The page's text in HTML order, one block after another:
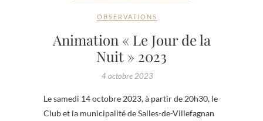
OBSERVATIONS
Animation « Le Jour de la
Nuit » 2023
4 octobre 2023
Le samedi 14 octobre 2023, à partir de 20h30, le
Club et la municipalité de Salles-de-Villefagnan